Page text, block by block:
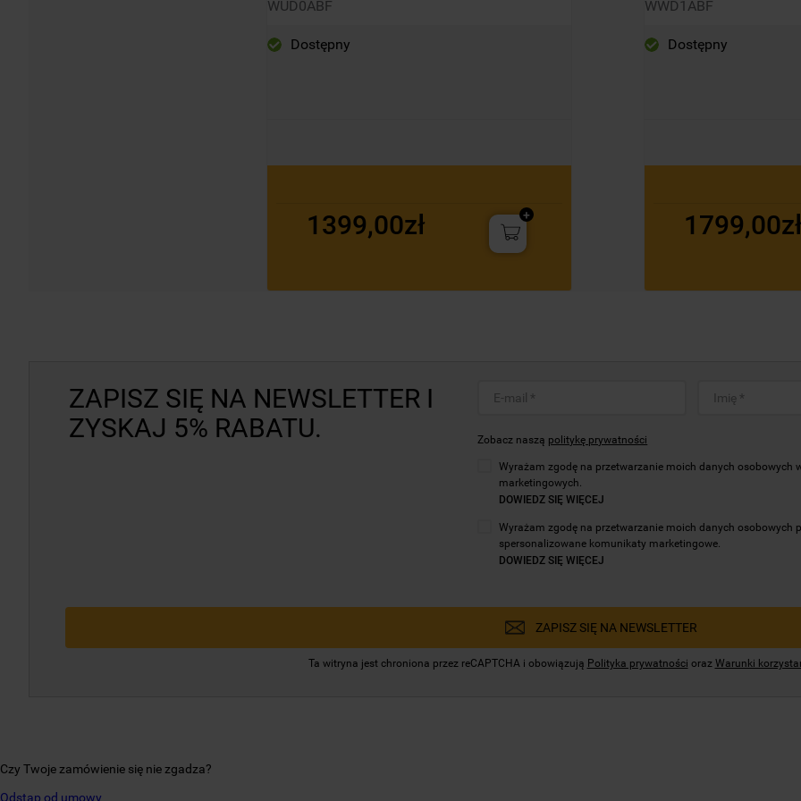
WUD0ABF
Dostępny
1399,00zł
WWD1ABF
Dostępny
ZAPISZ SIĘ NA NEWSLETTER I
ZYSKAJ 5% RABATU.
Zobacz naszą politykę prywatności
Wyrażam zgodę na przetwarzanie moich danych osobowych
marketingowych.
DOWIEDZ SIĘ WIĘCEJ
Wyrażam zgodę na przetwarzanie moich danych osobowych
spersonalizowane komunikaty marketingowe.
DOWIEDZ SIĘ WIĘCEJ
ZAPISZ SIĘ NA NEWSLETTER
Ta witryna jest chroniona przez reCAPTCHA i obowiązują Polityka prywatności oraz Warunki
Czy Twoje zamówienie się nie zgadza?
Odstąp od umowy